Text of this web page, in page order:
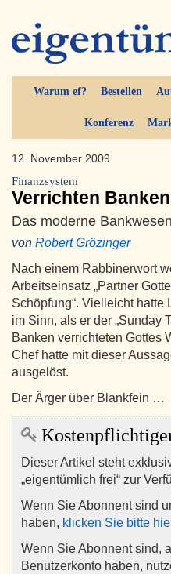
Warum ef? Bestellen
Konferenz
12. November 2009
Finanzsystem
Verrichten
Das moderne
von Robert Grözinger
Nach einem Rabbinerwort
Arbeitseinsatz „Partner
Schöpfung“. Vielleicht
im Sinn, als er der „Sunday
Banken verrichteten Gottes
Chef hatte mit dieser
ausgelöst.
Der Ärger über Blankfein …
Dieser Artikel steht
„eigentümlich frei“ zur
Wenn Sie Abonnent sind
haben, klicken Sie bitte
Wenn Sie Abonnent sind,
Benutzerkonto haben,